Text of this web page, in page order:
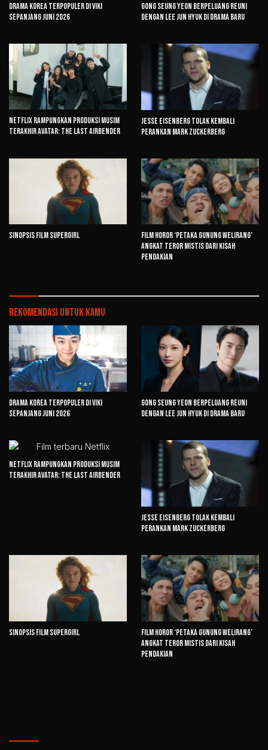
Drama Korea Terpopuler di Viki
Sepanjang Juni 2026
Gong Seung Yeon Berpeluang Reuni
dengan Lee Jun Hyuk di Drama Baru
Netflix Rampungkan Produksi Musim
Terakhir Avatar: The Last Airbender
Jesse Eisenberg Tolak Kembali
Perankan Mark Zuckerberg
Sinopsis Film Supergirl
Film Horor ‘Petaka Gunung Welirang’
Angkat Teror Mistis dari Kisah
Pendakian
Rekomendasi untuk kamu
Drama Korea Terpopuler di Viki
Sepanjang Juni 2026
Gong Seung Yeon Berpeluang Reuni
dengan Lee Jun Hyuk di Drama Baru
Netflix Rampungkan Produksi Musim
Terakhir Avatar: The Last Airbender
Jesse Eisenberg Tolak Kembali
Perankan Mark Zuckerberg
Sinopsis Film Supergirl
Film Horor ‘Petaka Gunung Welirang’
Angkat Teror Mistis dari Kisah
Pendakian